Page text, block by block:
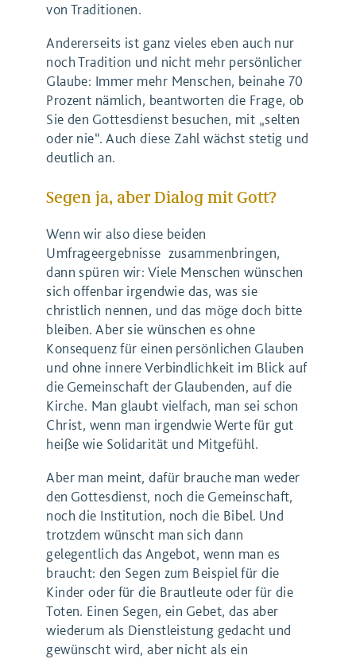
von Traditionen.
Andererseits ist ganz vieles eben auch nur
noch Tradition und nicht mehr persönlicher
Glaube: Immer mehr Menschen, beinahe 70
Prozent nämlich, beantworten die Frage, ob
Sie den Gottesdienst besuchen, mit „selten
oder nie“. Auch diese Zahl wächst stetig und
deutlich an.
Segen ja, aber Dialog mit Gott?
Wenn wir also diese beiden
Umfrageergebnisse zusammenbringen,
dann spüren wir: Viele Menschen wünschen
sich offenbar irgendwie das, was sie
christlich nennen, und das möge doch bitte
bleiben. Aber sie wünschen es ohne
Konsequenz für einen persönlichen Glauben
und ohne innere Verbindlichkeit im Blick auf
die Gemeinschaft der Glaubenden, auf die
Kirche. Man glaubt vielfach, man sei schon
Christ, wenn man irgendwie Werte für gut
heiße wie Solidarität und Mitgefühl.
Aber man meint, dafür brauche man weder
den Gottesdienst, noch die Gemeinschaft,
noch die Institution, noch die Bibel. Und
trotzdem wünscht man sich dann
gelegentlich das Angebot, wenn man es
braucht: den Segen zum Beispiel für die
Kinder oder für die Brautleute oder für die
Toten. Einen Segen, ein Gebet, das aber
wiederum als Dienstleistung gedacht und
gewünscht wird, aber nicht als ein